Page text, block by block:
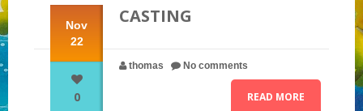
FESTIVAL DU JEU
NOS JEUX
Nov
22
0
CASTING
thomas No comments
READ MORE